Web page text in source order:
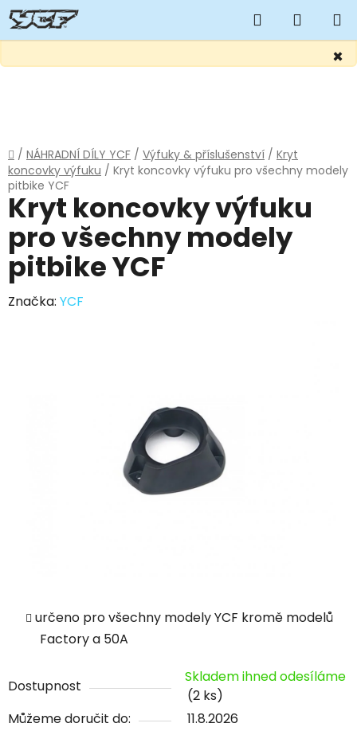
×
Hledat
KOŠÍK
Domů
/ NÁHRADNÍ DÍLY YCF / Výfuky & příslušenství / Kryt
koncovky výfuku / Kryt koncovky výfuku pro všechny modely
pitbike YCF
určeno pro všechny modely YCF kromě modelů
Factory a 50A
Dostupnost
Skladem ihned odesíláme
(2 ks)
Můžeme doručit do:
11.8.2026
Kryt koncovky výfuku
pro všechny modely
pitbike YCF
Značka: YCF